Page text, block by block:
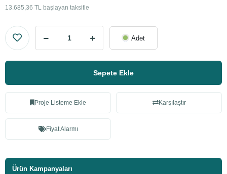
13.685,36 TL başlayan taksitle
Adet
Sepete Ekle
Proje Listeme Ekle Karşılaştır
Fiyat Alarmı
Ürün Kampanyaları